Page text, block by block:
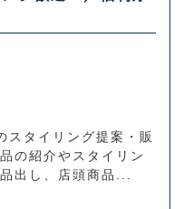
スタイリング提案・販
の紹介やスタイリン
出し、店頭商品...